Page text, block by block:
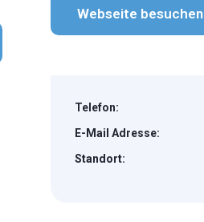
Webseite besuchen
Telefon:
E-Mail Adresse:
Standort: